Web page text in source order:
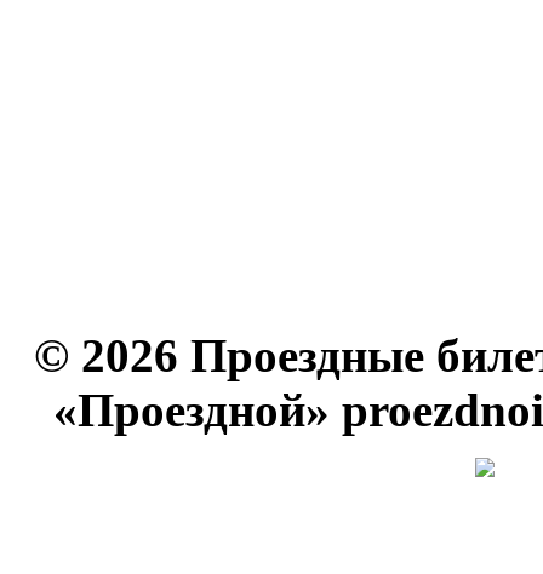
© 2026 Проездные
«Проездной»